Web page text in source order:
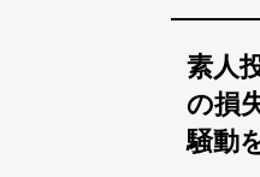
素人
の損
騒動